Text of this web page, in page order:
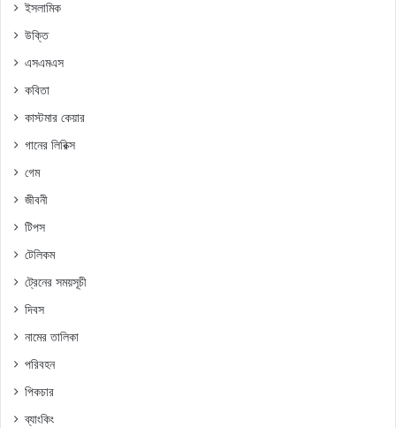
ইসলামিক
উক্তি
এসএমএস
কবিতা
কাস্টমার কেয়ার
গানের লিরিক্স
গেম
জীবনী
টিপস
টেলিকম
ট্রেনের সময়সূচী
দিবস
নামের তালিকা
পরিবহন
পিকচার
ব্যাংকিং